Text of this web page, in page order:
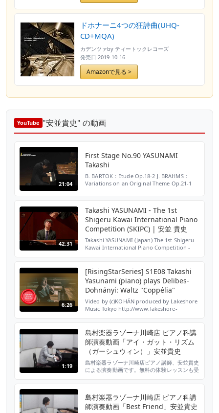
ドホナーニ4つの狂詩曲(UHQ-
CD+MQA)
カデンツァby ティートックレコーズ
発売日 2019-10-16
Amazonで見る >
YouTube "安並貴史" の動画
21:04
First Stage No.90 YASUNAMI
Takashi
B. BARTOK：Etude Op.18-2 J. BRAHMS：
Variations on an Original Theme Op.21-1
42:31
Takashi YASUNAMI - The 1st
Shigeru Kawai International Piano
Competition (SKIPC) | 安並 貴史
Takashi YASUNAMI (Japan) The 1st Shigeru
Kawai International Piano Competition -
Program : 01:2...
6:26
[RisingStarSeries] S1E08 Takashi
Yasunami (piano) plays Delibes-
Dohnányi: Waltz "Coppélia"
Video by (c)KOHÁN produced by Lakeshore
Music Tokyo http://www.lakeshore-
1:19
島村楽器ラゾーナ川崎店 ピアノ科講
師演奏動画「アイ・ガット・リズム
（ガーシュウィン）」安並貴史
島村楽器ラゾーナ川崎店ピアノ講師、安並貴史
による演奏動画です。無料の体験レッスンも受
島村楽器ラゾーナ川崎店 ピアノ科講
師演奏動画「Best Friend」安並貴史